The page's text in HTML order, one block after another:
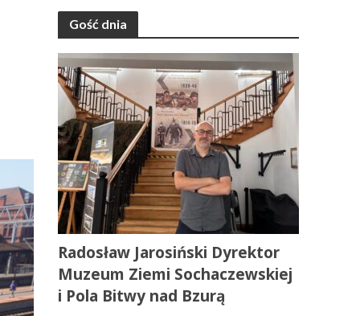
Gość dnia
Radosław Jarosiński Dyrektor
Muzeum Ziemi Sochaczewskiej
i Pola Bitwy nad Bzurą